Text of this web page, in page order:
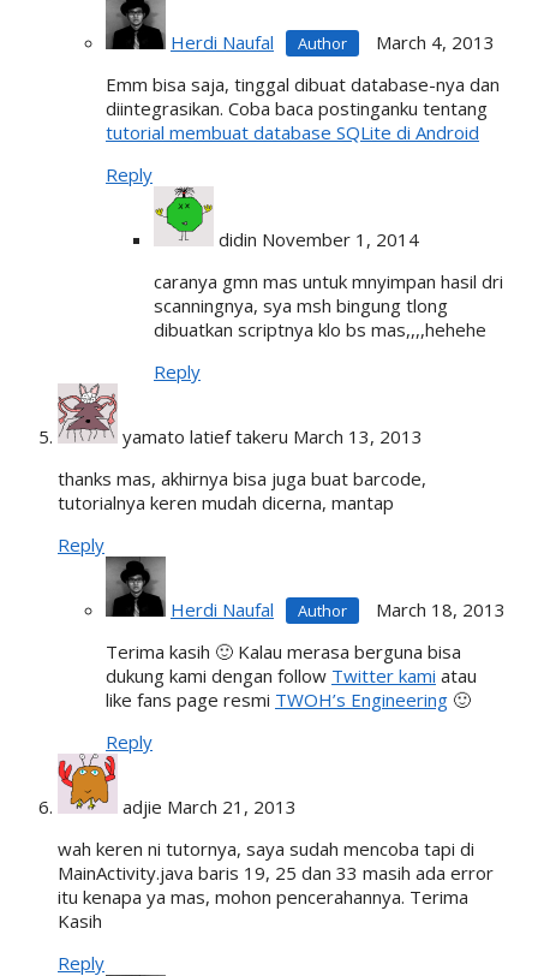
Herdi Naufal
March 4, 2013
Emm bisa saja, tinggal dibuat database-nya dan
diintegrasikan. Coba baca postinganku tentang
tutorial membuat database SQLite di Android
Reply
didin November 1, 2014
caranya gmn mas untuk mnyimpan hasil dri
scanningnya, sya msh bingung tlong
dibuatkan scriptnya klo bs mas,,,,hehehe
Reply
yamato latief takeru March 13, 2013
thanks mas, akhirnya bisa juga buat barcode,
tutorialnya keren mudah dicerna, mantap
Reply
Herdi Naufal
March 18, 2013
Terima kasih 🙂 Kalau merasa berguna bisa
dukung kami dengan follow Twitter kami atau
like fans page resmi TWOH’s Engineering 🙂
Reply
adjie March 21, 2013
wah keren ni tutornya, saya sudah mencoba tapi di
MainActivity.java baris 19, 25 dan 33 masih ada error
itu kenapa ya mas, mohon pencerahannya. Terima
Kasih
Reply